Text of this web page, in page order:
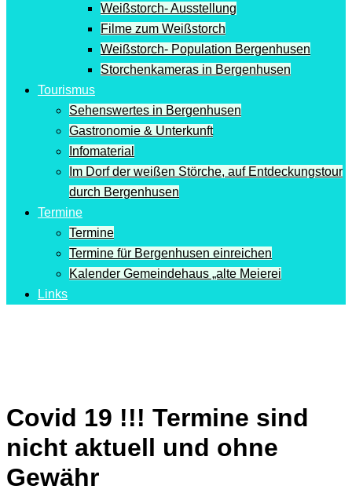
Weißstorch- Ausstellung
Filme zum Weißstorch
Weißstorch- Population Bergenhusen
Storchenkameras in Bergenhusen
Tourismus
Sehenswertes in Bergenhusen
Gastronomie & Unterkunft
Infomaterial
Im Dorf der weißen Störche, auf Entdeckungstour
durch Bergenhusen
Termine
Termine
Termine für Bergenhusen einreichen
Kalender Gemeindehaus „alte Meierei
Links
Covid 19 !!! Termine sind
nicht aktuell und ohne
Gewähr